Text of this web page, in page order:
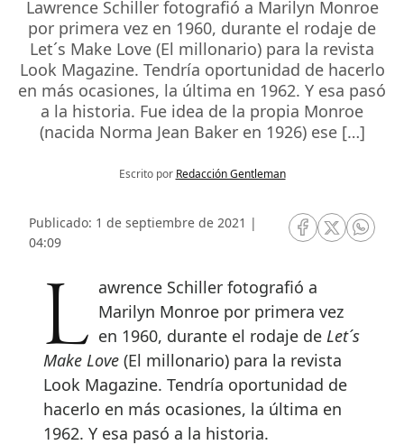
Lawrence Schiller fotografió a Marilyn Monroe
por primera vez en 1960, durante el rodaje de
Let´s Make Love (El millonario) para la revista
Look Magazine. Tendría oportunidad de hacerlo
en más ocasiones, la última en 1962. Y esa pasó
a la historia. Fue idea de la propia Monroe
(nacida Norma Jean Baker en 1926) ese […]
Escrito por Redacción Gentleman
Publicado: 1 de septiembre de 2021 |
04:09
RRSS Facebook
RRSSRRSS
Lawrence Schiller fotografió a Marilyn Monroe por primera vez
en 1960, durante el rodaje deLet´s
Make Love (El millonario) para la revista
Look Magazine. Tendría oportunidad de
hacerlo en más ocasiones, la última en
1962. Y esa pasó a la historia.